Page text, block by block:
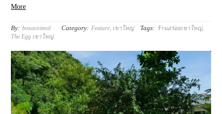
More
By: bosasivimol Category: Feature เขาใหญ่ Tags: ร้านอร่อยเขาใหญ่,
The Egg เขาใหญ่